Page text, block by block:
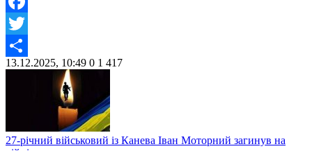
Facebook
Twitter
Share
13.12.2025, 10:49 0 1 417
27-річний військовий із Канева Іван Моторний загинув на